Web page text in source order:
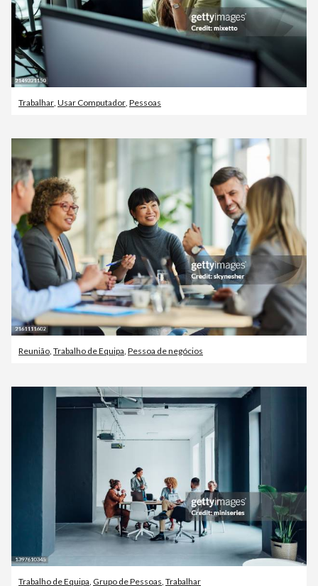
Trabalhar, Usar Computador, Pessoas
Reunião Trabalho de Equipa Pessoa de negócios
Trabalho de Equipa, Grupo de Pessoas, Trabalhar